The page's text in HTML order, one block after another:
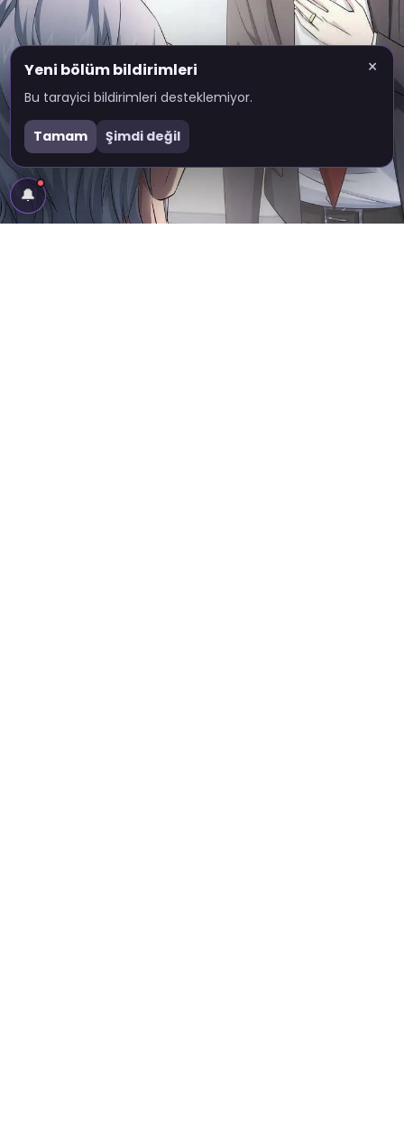
×
Yeni bölüm bildirimleri
Bu tarayici bildirimleri desteklemiyor.
Tamam Şimdi değil
🔔